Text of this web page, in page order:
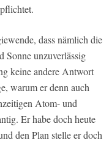
dass nämlich die
Sonne unzuverlässig
keine andere Antwort
warum er denn auch
Atom- und
Er habe doch heute
den Plan stelle er doch